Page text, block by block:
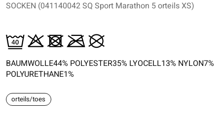
SOCKEN (041140042 SQ Sport Marathon 5 orteils XS)
BAUMWOLLE44% POLYESTER35% LYOCELL13% NYLON7%
POLYURETHANE1%
orteils/toes